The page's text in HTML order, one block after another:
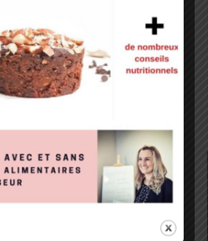
servers.
email service (Drip) to send
site administrator. The
is sent to Drip and a cookie is
information is collected